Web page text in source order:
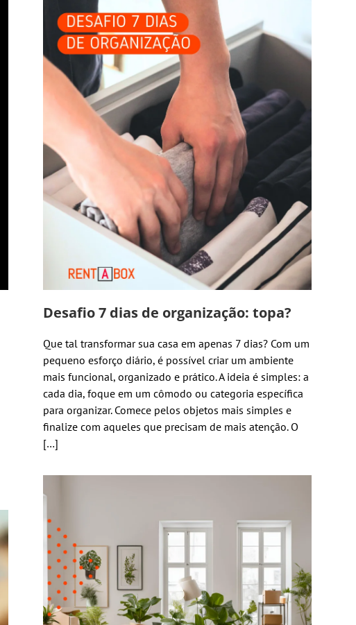
Desafio 7 dias de organização: topa?
Que tal transformar sua casa em apenas 7 dias? Com um
pequeno esforço diário, é possível criar um ambiente
mais funcional, organizado e prático. A ideia é simples: a
cada dia, foque em um cômodo ou categoria específica
para organizar. Comece pelos objetos mais simples e
finalize com aqueles que precisam de mais atenção. O
[…]